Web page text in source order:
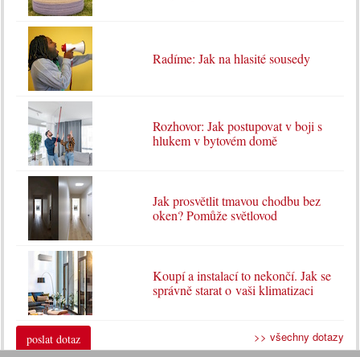
Radíme: Jak na hlasité sousedy
Rozhovor: Jak postupovat v boji s
hlukem v bytovém domě
Jak prosvětlit tmavou chodbu bez
oken? Pomůže světlovod
Koupí a instalací to nekončí. Jak se
správně starat o vaši klimatizaci
poslat dotaz >> všechny dotazy